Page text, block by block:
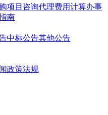
项目咨询代理费用计算办事
南
中标公告其他公告
政策法规